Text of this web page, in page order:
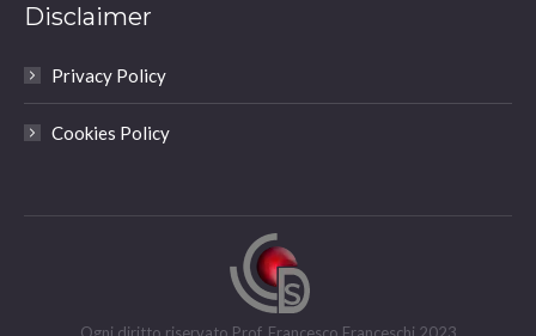
Disclaimer
Privacy Policy
Cookies Policy